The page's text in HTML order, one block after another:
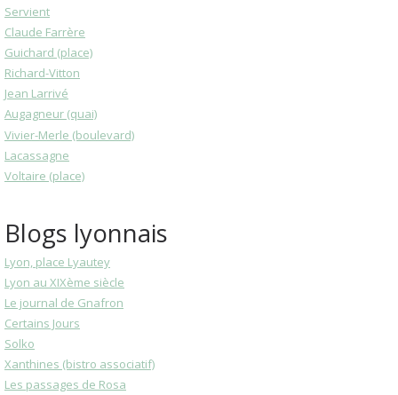
Servient
Claude Farrère
Guichard (place)
Richard-Vitton
Jean Larrivé
Augagneur (quai)
Vivier-Merle (boulevard)
Lacassagne
Voltaire (place)
Blogs lyonnais
Lyon, place Lyautey
Lyon au XIXème siècle
Le journal de Gnafron
Certains Jours
Solko
Xanthines (bistro associatif)
Les passages de Rosa